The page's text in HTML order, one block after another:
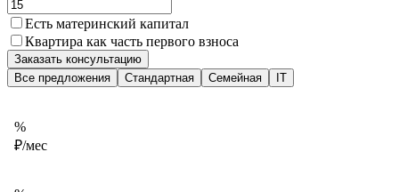
Есть материнский капитал
Квартира как часть первого взноса
Заказать консультацию
Все предложения
Стандартная Семейная IT
%
₽/мес